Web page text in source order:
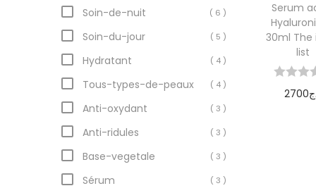
Serum
30ml The
list
2700
Soin-de-nuit ( 6 )
Soin-du-jour ( 5 )
Hydratant ( 4 )
Tous-types-de-peaux ( 4 )
Anti-oxydant ( 3 )
Anti-ridules ( 3 )
Base-vegetale ( 3 )
Sérum ( 3 )